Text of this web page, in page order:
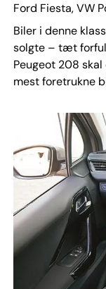
Ford Fiesta, VW
Biler i denne
solgte – tæt
Peugeot 208
mest foretrukne